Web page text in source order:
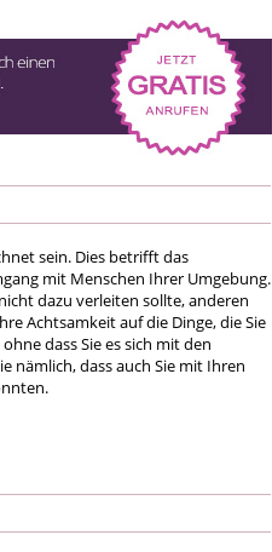
sein. Dies betrifft das
mit Menschen Ihrer Umgebung.
dazu verleiten sollte, anderen
Achtsamkeit auf die Dinge, die Sie
dass Sie es sich mit den
nämlich, dass auch Sie mit Ihren